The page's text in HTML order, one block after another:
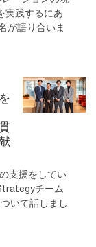
実践するにあ
が語り合いま
支援をしてい
チーム
いて話しまし